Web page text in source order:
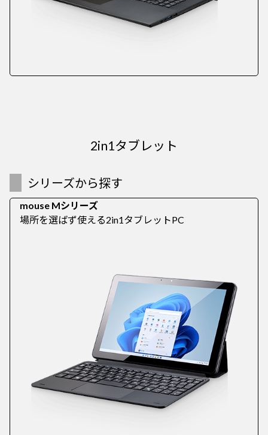
2in1タブレット
シリーズから探す
mouse Mシリーズ
場所を選ばず使える2in1タブレットPC